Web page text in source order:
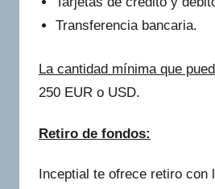
Transferencia bancaria.
La cantidad mínima que
250 EUR o USD.
Retiro de fondos:
Inceptial te ofrece retiro con